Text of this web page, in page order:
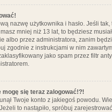
nazwę użytkownika i hasło. Jeśli
mniej niż 13 lat, to będziesz
albo przez administratora, zanim
zgodnie z instrukcjami w nim
jako spam przez filtr
mogę się teraz zalogować!?!
Twoje konto z jakiegoś powodu.
to nastąpiło, spróbuj